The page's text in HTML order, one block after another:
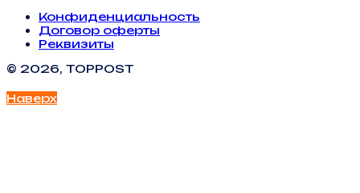
Конфиденциальность
Договор оферты
Реквизиты
© 2026, TOPPOST
Наверх